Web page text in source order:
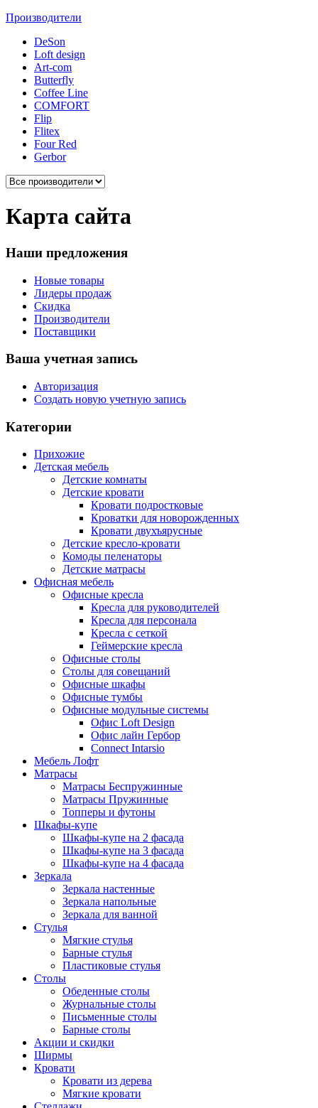
Производители
DeSon
Loft design
Art-com
Butterfly
Coffee Line
COMFORT
Flip
Flitex
Four Red
Gerbor
Карта сайта
Наши предложения
Новые товары
Лидеры продаж
Скидка
Производители
Поставщики
Ваша учетная запись
Авторизация
Создать новую учетную запись
Категории
Прихожие
Детская мебель
Детские комнаты
Детские кровати
Кровати подростковые
Кроватки для новорожденных
Кровати двухъярусные
Детские кресло-кровати
Комоды пеленаторы
Детские матрасы
Офисная мебель
Офисные кресла
Кресла для руководителей
Кресла для персонала
Кресла с сеткой
Геймерские кресла
Офисные столы
Столы для совещаний
Офисные шкафы
Офисные тумбы
Офисные модульные системы
Офис Loft Design
Офис лайн Гербор
Connect Intarsio
Мебель Лофт
Матрасы
Матрасы Беспружинные
Матрасы Пружинные
Топперы и футоны
Шкафы-купе
Шкафы-купе на 2 фасада
Шкафы-купе на 3 фасада
Шкафы-купе на 4 фасада
Зеркала
Зеркала настенные
Зеркала напольные
Зеркала для ванной
Стулья
Мягкие стулья
Барные стулья
Пластиковые стулья
Столы
Обеденные столы
Журнальные столы
Письменные столы
Барные столы
Акции и скидки
Ширмы
Кровати
Кровати из дерева
Мягкие кровати